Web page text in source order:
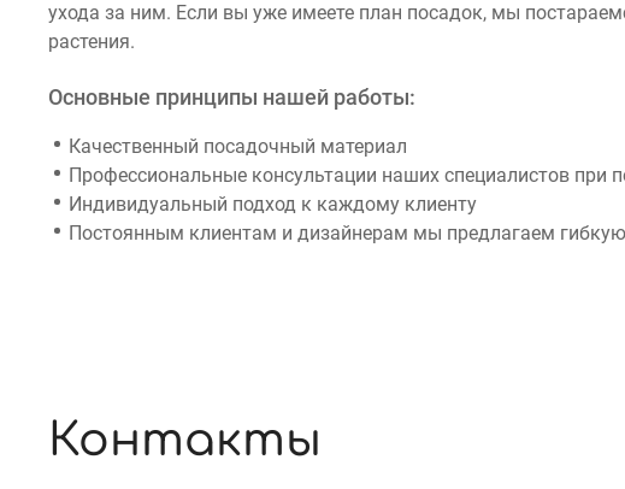
ухода за ним. Если вы уже имеете план посадок, мы
растения.
Основные принципы нашей работы:
Качественный посадочный материал
Профессиональные консультации наших специалистов при
Индивидуальный подход к каждому клиенту
Постоянным клиентам и дизайнерам мы предлагаем
Контакты